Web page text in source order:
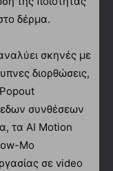
δέρμα.
σκηνές με
διορθώσεις,
συνθέσεων
τα AI Motion
Mo
σε video